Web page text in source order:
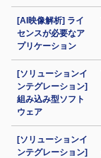
[AI映像解析] ライ
センスが必要なア
プリケーション
[ソリューションイ
ンテグレーション]
組み込み型ソフト
ウェア
[ソリューションイ
ンテグレーション]